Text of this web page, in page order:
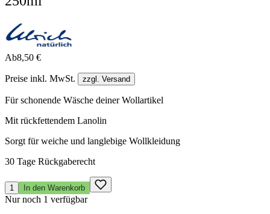
Ab8,50 €
Preise inkl. MwSt. zzgl. Versand
Für schonende Wäsche deiner Wollartikel
Mit rückfettendem Lanolin
Sorgt für weiche und langlebige Wollkleidung
30 Tage Rückgaberecht
1 In den Warenkorb
Nur noch 1 verfügbar